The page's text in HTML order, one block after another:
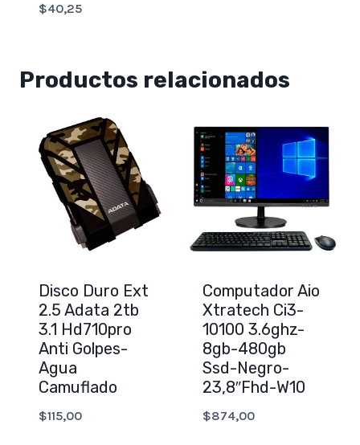
$40,25
Productos relacionados
Disco Duro Ext
2.5 Adata 2tb
3.1 Hd710pro
Anti Golpes-
Agua
Camuflado
$115,00
Computador Aio
Xtratech Ci3-
10100 3.6ghz-
8gb-480gb
Ssd-Negro-
23,8″Fhd-W10
$874,00